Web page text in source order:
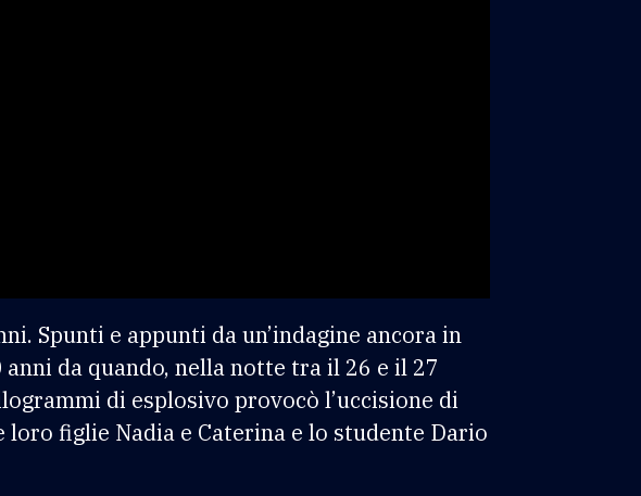
Spunti e appunti da un’indagine ancora in
da quando, nella notte tra il 26 e il 27
di esplosivo provocò l’uccisione di
figlie Nadia e Caterina e lo studente Dario